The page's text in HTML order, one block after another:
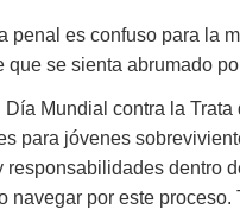
penal es confuso para la
que se sienta abrumado
Día Mundial contra la
para jóvenes
responsabilidades dentro
navegar por este